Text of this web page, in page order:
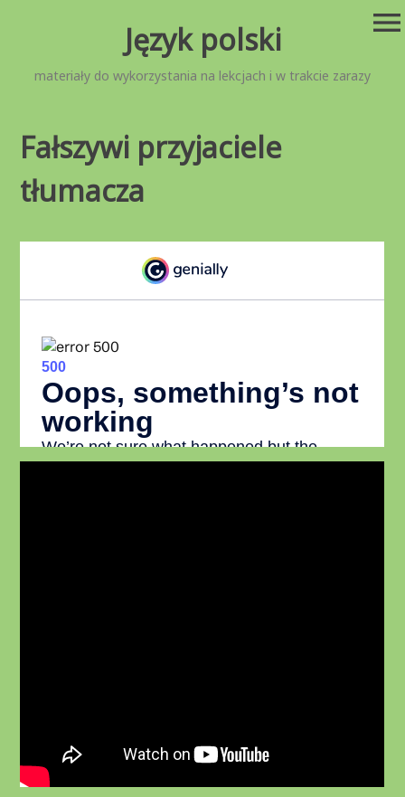
Język polski
materiały do wykorzystania na lekcjach i w trakcie zarazy
menu
Fałszywi przyjaciele
tłumacza